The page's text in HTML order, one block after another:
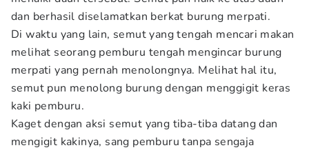
dan berhasil diselamatkan berkat burung merpati.
Di waktu yang lain, semut yang tengah mencari makan
melihat seorang pemburu tengah mengincar burung
merpati yang pernah menolongnya. Melihat hal itu,
semut pun menolong burung dengan menggigit keras
kaki pemburu.
Kaget dengan aksi semut yang tiba-tiba datang dan
mengigit kakinya, sang pemburu tanpa sengaja